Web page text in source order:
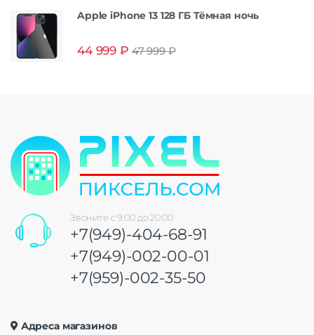
Apple iPhone 13 128 ГБ Тёмная ночь
44 999 ₽ 47 999₽
Звоните с 9:00 до 20:00
+7(949)-404-68-91
+7(949)-002-00-01
+7(959)-002-35-50
Адреса магазинов